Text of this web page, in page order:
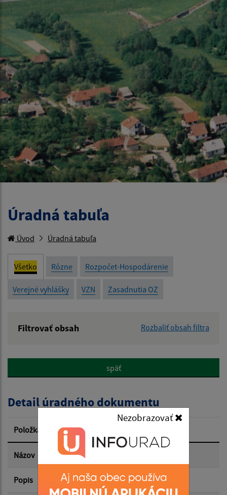
Úradná tabuľa
Úvod Úradná tabuľa
Všetko Rôzne Rozpočet-Hospodárenie
Verejné vyhlášky VZN Zasadnutia OZ
Filtrovať obsah Rozbaliť obsah filtra
Popis:
Dátum zverejnenia od:
Dátum zverejnenia do:
Filtrovať Reset
späť
Detail úradného dokumentu
Položka Informácia
Názov Oznámenie
Popis záverečné stanovisko
Nezobrazovať